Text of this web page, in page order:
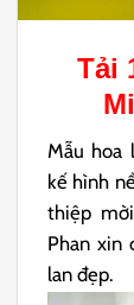
Tải
Mẫu hoa
kế hình
thiệp
Phan xin
lan đẹp.